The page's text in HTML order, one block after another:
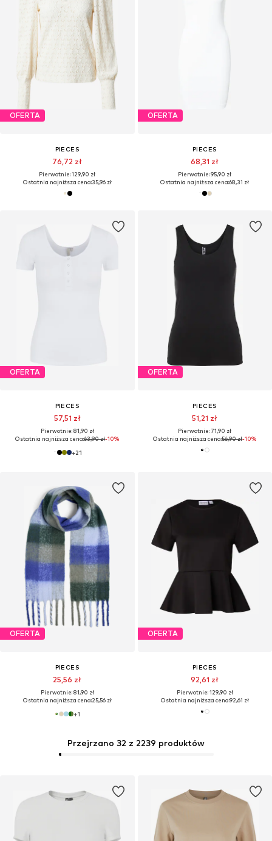
OFERTA
PIECES
76,72 zł
Pierwotnie: 129,90 zł
Ostatnia najniższa cena:35,96 zł
OFERTA
PIECES
68,31 zł
Pierwotnie: 95,90 zł
Ostatnia najniższa cena:68,31 zł
Przejrzano 32 z 2239 produktów
OFERTA
PIECES
57,51 zł
Pierwotnie: 81,90 zł
Ostatnia najniższa cena:63,90 zł-10%
+21
OFERTA
PIECES
51,21 zł
Pierwotnie: 71,90 zł
Ostatnia najniższa cena:56,90 zł-10%
OFERTA
PIECES
25,56 zł
Pierwotnie: 81,90 zł
Ostatnia najniższa cena:25,56 zł
+1
OFERTA
PIECES
92,61 zł
Pierwotnie: 129,90 zł
Ostatnia najniższa cena:92,61 zł